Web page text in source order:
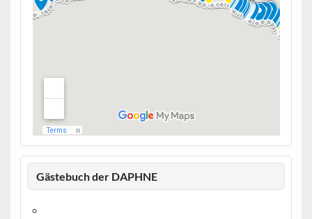
Gästebuch der DAPHNE